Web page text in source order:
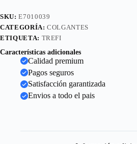
SKU:E7010039
CATEGORÍA:COLGANTES
ETIQUETA: TREFI
Características adicionales
Calidad premium
Pagos seguros
Satisfacción garantizada
Envios a todo el pais